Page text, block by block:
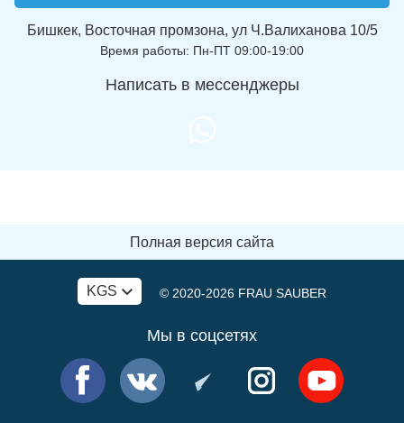
Бишкек, Восточная промзона, ул Ч.Валиханова 10/5
Время работы: Пн-ПТ 09:00-19:00
Написать в мессенджеры
Полная версия сайта
KGS © 2020-2026 FRAU SAUBER
Мы в соцсетях